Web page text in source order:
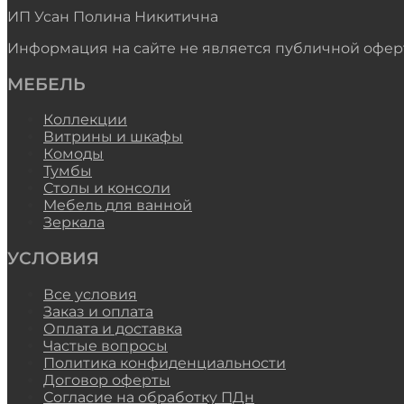
ИП Усан Полина Никитична
Информация на сайте не является публичной
МЕБЕЛЬ
Коллекции
Витрины и шкафы
Комоды
Тумбы
Столы и консоли
Мебель для ванной
Зеркала
УСЛОВИЯ
Все условия
Заказ и оплата
Оплата и доставка
Частые вопросы
Политика конфиденциальности
Договор оферты
Согласие на обработку ПДн